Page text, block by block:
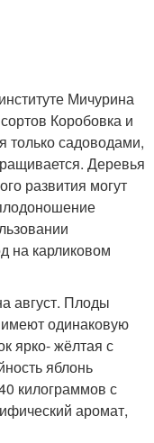
Мичурина
Коробовка и
только садоводами,
Деревья
развития могут
на карликовом
август. Плоды
одинаковую
ярко- жёлтая с
яблонь
килограммов с
аромат,